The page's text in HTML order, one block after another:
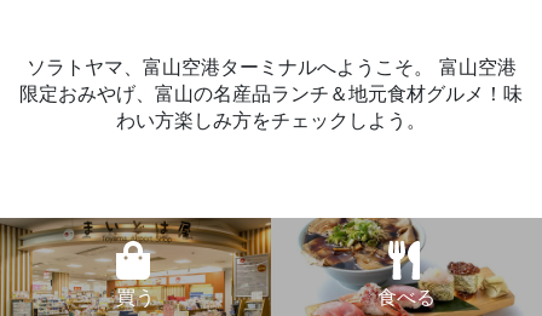
ソラトヤマ、富山空港ターミナルへようこそ。
富山空港
限定おみやげ、富山の名産品ランチ＆地元食材グルメ！味
わい方楽しみ方をチェックしよう。
買う 食べる